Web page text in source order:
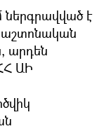
է
արդեն
ԱԻ